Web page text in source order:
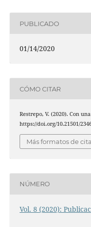
PUBLICADO
01/14/2020
CÓMO CITAR
Restrepo, V. (2020). Con
https://doi.org/10.21501/
Más formatos de cita
NÚMERO
Vol. 8 (2020):